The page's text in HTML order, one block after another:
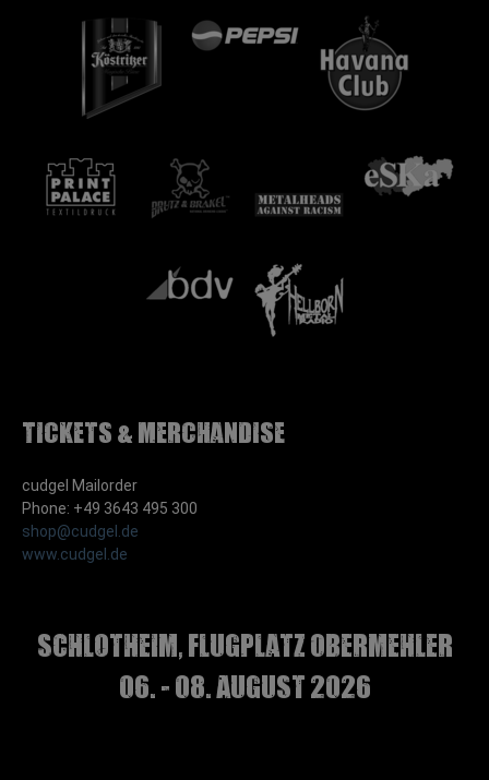
Tickets & Merchandise
cudgel Mailorder
Phone: +49 3643 495 300
shop@cudgel.de
www.cudgel.de
Schlotheim, Flugplatz Obermehler
06. - 08. August 2026